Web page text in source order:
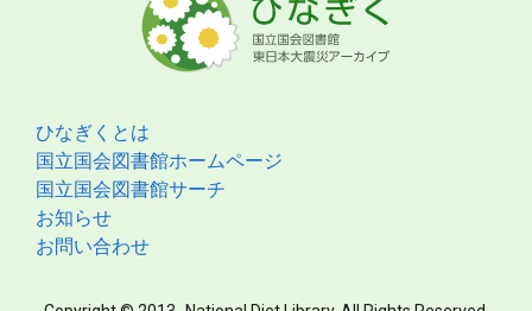
ひなぎくとは
国立国会図書館ホームページ
国立国会図書館サーチ
お知らせ
お問い合わせ